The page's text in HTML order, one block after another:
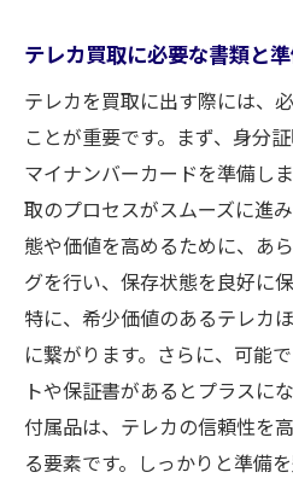
静岡での買取交渉を
満足のいく買取体験
取引後のフォローア
交渉力を高めるため
術
静岡での買取取引で
テレカ買取に必要な書類と
テレカを買取に出す際には、
ことが重要です。まず、身分
マイナンバーカードを準備し
取のプロセスがスムーズに進
態や価値を高めるために、あ
グを行い、保存状態を良好に
特に、希少価値のあるテレカ
に繋がります。さらに、可能
トや保証書があるとプラスに
付属品は、テレカの信頼性を
る要素です。しっかりと準備